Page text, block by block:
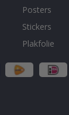
Posters
Stickers
Plakfolie